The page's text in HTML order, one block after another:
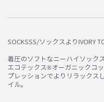
SOCKSSS/ソックスよりIVORY
着圧のソフトなニーハイソックス
エコテックス®オーガニックコ
プレッションでよりリラックス
イル。